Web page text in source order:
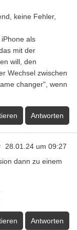
keine Fehler,
als
mit der
will, den
Wechsel zwischen
changer", wenn
Antworten
28.01.24 um 09:27
dann zu einem
Antworten